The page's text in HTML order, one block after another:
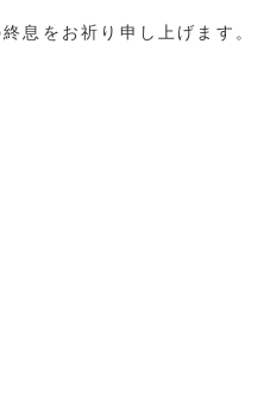
息をお祈り申し上げます。